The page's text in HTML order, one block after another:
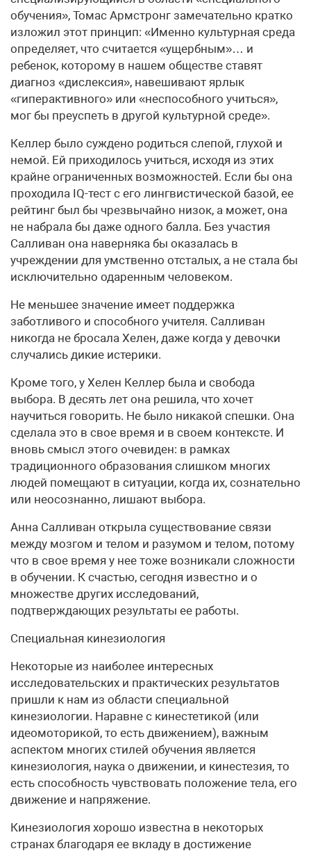
обучения», Томас Армстронг замечательно кратко
изложил этот принцип: «Именно культурная среда
определяет, что считается «ущербным»… и
ребенок, которому в нашем обществе ставят
диагноз «дислексия», навешивают ярлык
«гиперактивного» или «неспособного учиться»,
мог бы преуспеть в другой культурной среде».
Келлер было суждено родиться слепой, глухой и
немой. Ей приходилось учиться, исходя из этих
крайне ограниченных возможностей. Если бы она
проходила IQ-тест с его лингвистической базой, ее
рейтинг был бы чрезвычайно низок, а может, она
не набрала бы даже одного балла. Без участия
Салливан она наверняка бы оказалась в
учреждении для умственно отсталых, а не стала бы
исключительно одаренным человеком.
Не меньшее значение имеет поддержка
заботливого и способного учителя. Салливан
никогда не бросала Хелен, даже когда у девочки
случались дикие истерики.
Кроме того, у Хелен Келлер была и свобода
выбора. В десять лет она решила, что хочет
научиться говорить. Не было никакой спешки. Она
сделала это в свое время и в своем контексте. И
вновь смысл этого очевиден: в рамках
традиционного образования слишком многих
людей помещают в ситуации, когда их, сознательно
или неосознанно, лишают выбора.
Анна Салливан открыла существование связи
между мозгом и телом и разумом и телом, потому
что в свое время у нее тоже возникали сложности
в обучении. К счастью, сегодня известно и о
множестве других исследований,
подтверждающих результаты ее работы.
Специальная кинезиология
Некоторые из наиболее интересных
исследовательских и практических результатов
пришли к нам из области специальной
кинезиологии. Наравне с кинестетикой (или
идеомоторикой, то есть движением), важным
аспектом многих стилей обучения является
кинезиология, наука о движении, и кинестезия, то
есть способность чувствовать положение тела, его
движение и напряжение.
Кинезиология хорошо известна в некоторых
странах благодаря ее вкладу в достижение